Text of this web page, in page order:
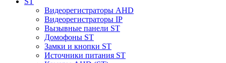
Видеорегистраторы AHD
Видеорегистраторы IP
Вызывные панели ST
Домофоны ST
Замки и кнопки ST
Источники питания ST